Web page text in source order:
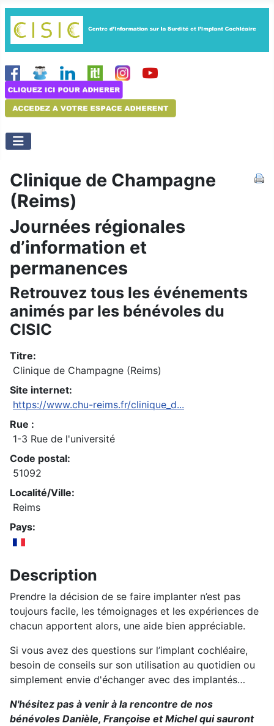
Clinique de Champagne
(Reims)
Journées régionales
d’information et
permanences
Retrouvez tous les événements
animés par les bénévoles du
CISIC
Titre:
Clinique de Champagne (Reims)
Site internet:
https://www.chu-reims.fr/clinique_d...
Rue :
1-3 Rue de l'université
Code postal:
51092
Localité/Ville:
Reims
Pays:
Description
Prendre la décision de se faire implanter n’est pas
toujours facile, les témoignages et les expériences de
chacun apportent alors, une aide bien appréciable.
Si vous avez des questions sur l’implant cochléaire,
besoin de conseils sur son utilisation au quotidien ou
simplement envie d'échanger avec des implantés…
N'hésitez pas à venir à la rencontre de nos
bénévoles Danièle, Françoise et Michel qui sauront